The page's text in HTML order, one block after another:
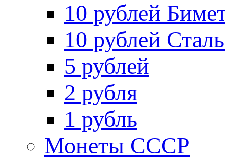
10 рублей
10 рублей
5 рублей
2 рубля
1 рубль
Монеты СССР